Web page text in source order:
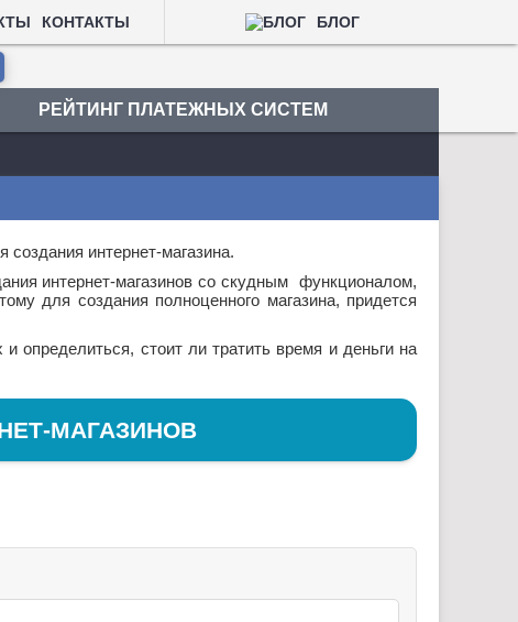
КОНТАКТЫ БЛОГ
РЕЙТИНГ ПЛАТЕЖНЫХ СИСТЕМ
интернет-магазина.
интернет-магазинов со скудным функционалом,
для создания полноценного магазина, придется
стоит ли тратить время и деньги на
МАГАЗИНОВ